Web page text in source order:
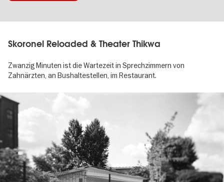
Skoronel Reloaded & Theater Thikwa
Zwanzig Minuten ist die Wartezeit in Sprechzimmern von
Zahnärzten, an Bushaltestellen, im Restaurant.
Image
gallery